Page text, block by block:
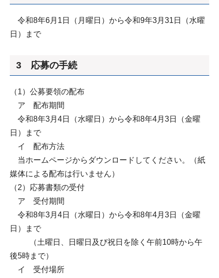
令和8年6月1日（月曜日）から令和9年3月31日（水曜
日）まで
3 応募の手続
（1）公募要領の配布
ア 配布期間
令和8年3月4日（水曜日）から令和8年4月3日（金曜
日）まで
イ 配布方法
当ホームページからダウンロードしてください。（紙
媒体による配布は行いません）
（2）応募書類の受付
ア 受付期間
令和8年3月4日（水曜日）から令和8年4月3日（金曜
日）まで
（土曜日、日曜日及び祝日を除く午前10時から午
後5時まで）
イ 受付場所